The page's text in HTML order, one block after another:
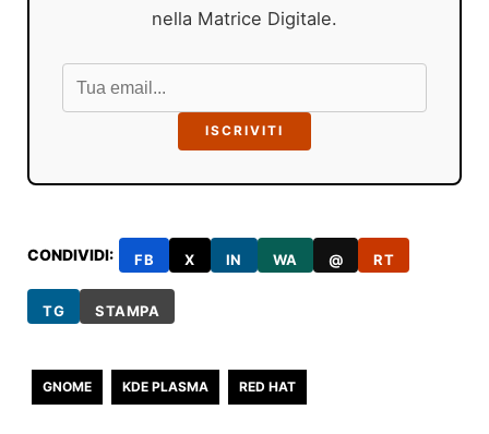
nella Matrice Digitale.
ISCRIVITI
CONDIVIDI: FB X IN WA @ RT
TG STAMPA
GNOME KDE PLASMA RED HAT